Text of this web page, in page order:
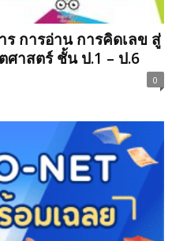
การอ่าน การคิดเลข สู่
าสตร์ ชั้น ป.1 – ป.6
0